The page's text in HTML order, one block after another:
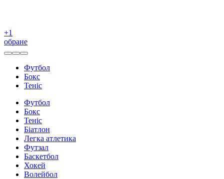
+1
обране
Футбол
Бокс
Теніс
Футбол
Бокс
Теніс
Біатлон
Легка атлетика
Футзал
Баскетбол
Хокей
Волейбол